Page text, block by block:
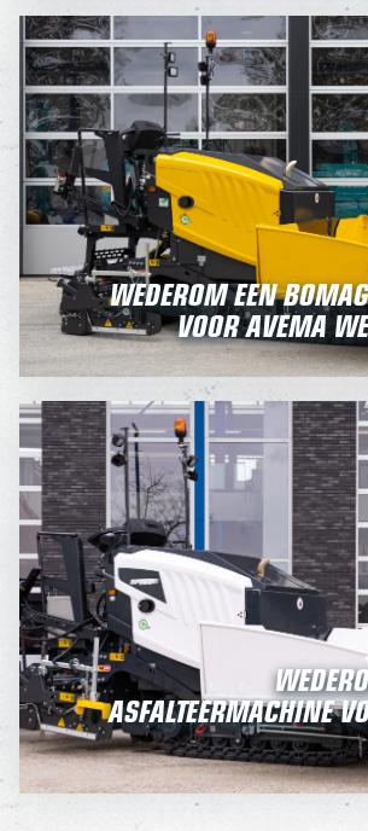
WEDEROM EEN
VOOR AVEMA
ASFALTEERMACHINE